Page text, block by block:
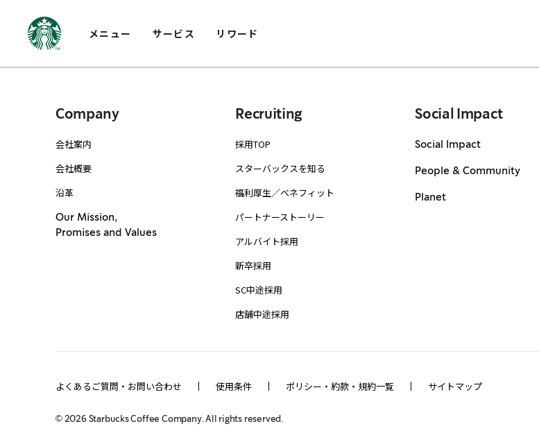
メニュー サービス リワード
Company
会社案内
会社概要
沿革
Our Mission,
Promises and Values
Recruiting
採用TOP
スターバックスを知る
福利厚生／ベネフィット
パートナーストーリー
アルバイト採用
新卒採用
SC中途採用
店舗中途採用
Social Impact
Social Impact
People & Community
Planet
よくあるご質問・お問い合わせ 使用条件 ポリシー・約款・規約一覧 サイトマップ
© 2026Starbucks Coffee Company. All rights reserved.